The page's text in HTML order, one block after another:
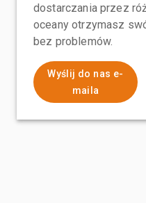
dostarczania przez
oceany otrzymasz
bez problemów.
Wyślij do nas e-
maila